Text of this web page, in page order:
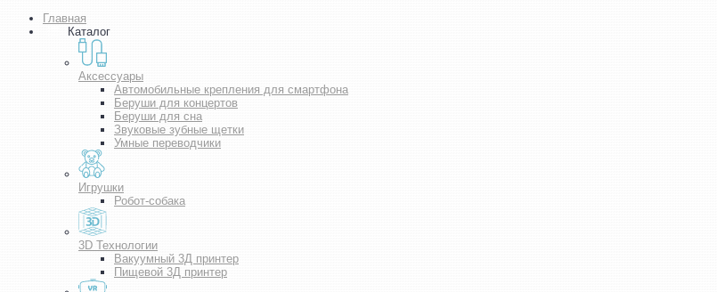
Главная
Каталог
Аксессуары
Автомобильные крепления для смартфона
Беруши для концертов
Беруши для сна
Звуковые зубные щетки
Умные переводчики
Игрушки
Робот-собака
3D Технологии
Вакуумный 3Д принтер
Пищевой 3Д принтер